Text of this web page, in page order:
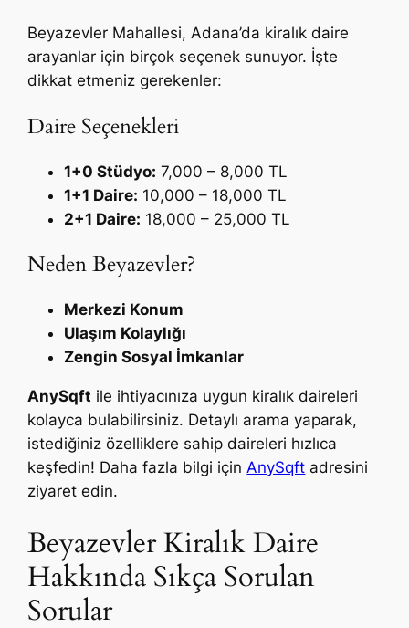
Beyazevler Mahallesi, Adana’da kiralık daire
arayanlar için birçok seçenek sunuyor. İşte
dikkat etmeniz gerekenler:
Daire Seçenekleri
1+0 Stüdyo: 7,000 – 8,000 TL
1+1 Daire: 10,000 – 18,000 TL
2+1 Daire: 18,000 – 25,000 TL
Neden Beyazevler?
Merkezi Konum
Ulaşım Kolaylığı
Zengin Sosyal İmkanlar
AnySqft ile ihtiyacınıza uygun kiralık daireleri
kolayca bulabilirsiniz. Detaylı arama yaparak,
istediğiniz özelliklere sahip daireleri hızlıca
keşfedin! Daha fazla bilgi içinAnySqft adresini
ziyaret edin.
Beyazevler Kiralık Daire
Hakkında Sıkça Sorulan
Sorular